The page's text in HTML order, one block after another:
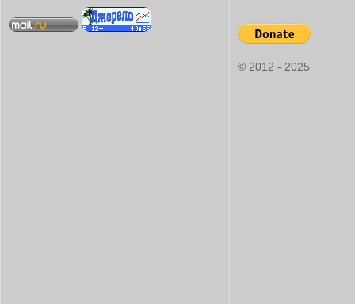
© 2012 - 2025